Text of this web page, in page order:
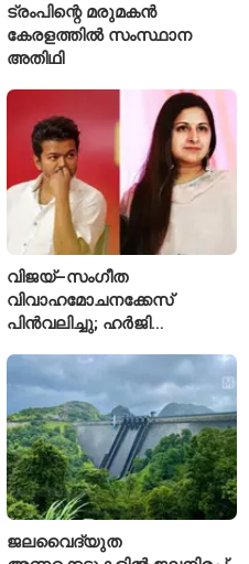
ട്രംപിന്റെ മരുമകൻ
കേരളത്തിൽ സംസ്ഥാന
അതിഥി
വിജയ്–സംഗീത
വിവാഹമോചനക്കേസ്
പിൻവലിച്ചു; ഹർജി
അവസാനിപ്പിച്ച് കോടതി
ജലവൈദ്യുത